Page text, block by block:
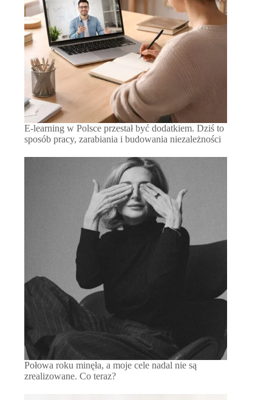
E-learning w Polsce przestał być dodatkiem. Dziś to
sposób pracy, zarabiania i budowania niezależności
Połowa roku minęła, a moje cele nadal nie są
zrealizowane. Co teraz?